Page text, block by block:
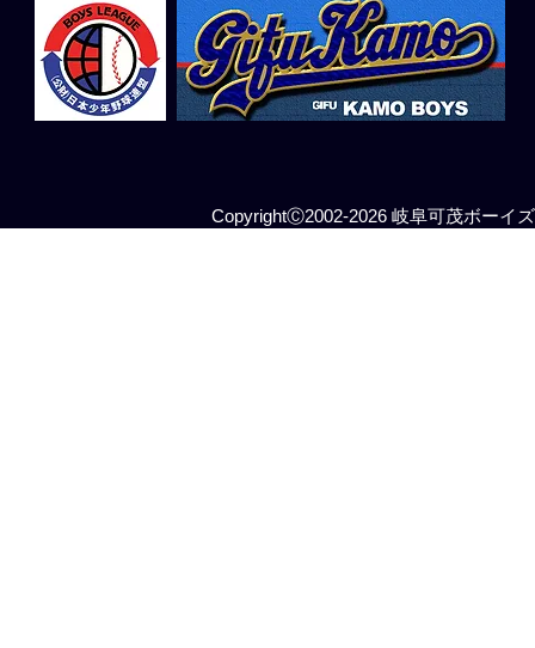
CopyrightⒸ2002-2026 岐阜可茂ボーイ